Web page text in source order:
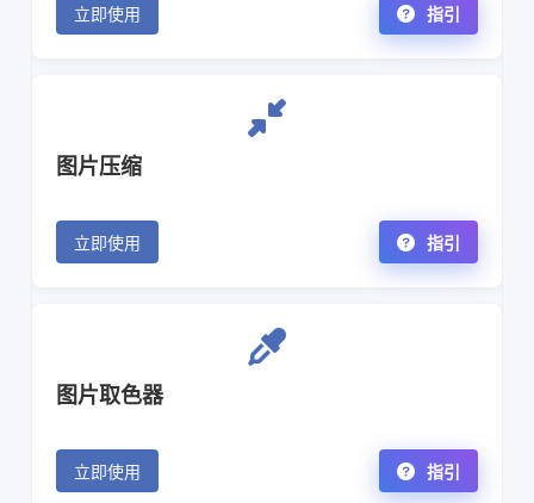
立即使用 指引
图片压缩
立即使用 指引
图片取色器
立即使用 指引